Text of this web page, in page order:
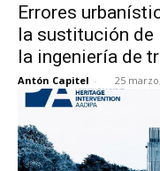
Errores
la sustitución de
la ingeniería de
Antón Capitel - 25